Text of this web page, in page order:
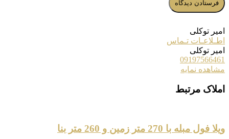
امیر توکلی
اطـلاعـات تـماس
امیر توکلی
09197566461
مشاهده نمایه
املاک مرتبط
ویلا فول مبله با 270 متر زمین و 260 متر بنا